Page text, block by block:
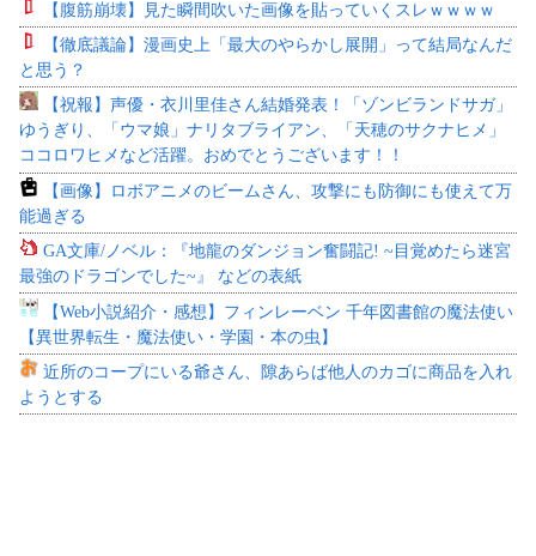
【腹筋崩壊】見た瞬間吹いた画像を貼っていくスレｗｗｗｗ
【徹底議論】漫画史上「最大のやらかし展開」って結局なんだ
と思う？
【祝報】声優・衣川里佳さん結婚発表！「ゾンビランドサガ」
ゆうぎり、「ウマ娘」ナリタブライアン、「天穂のサクナヒメ」
ココロワヒメなど活躍。おめでとうございます！！
【画像】ロボアニメのビームさん、攻撃にも防御にも使えて万
能過ぎる
GA文庫/ノベル：『地龍のダンジョン奮闘記! ~目覚めたら迷宮
最強のドラゴンでした~』 などの表紙
【Web小説紹介・感想】フィンレーベン 千年図書館の魔法使い
【異世界転生・魔法使い・学園・本の虫】
近所のコープにいる爺さん、隙あらば他人のカゴに商品を入れ
ようとする